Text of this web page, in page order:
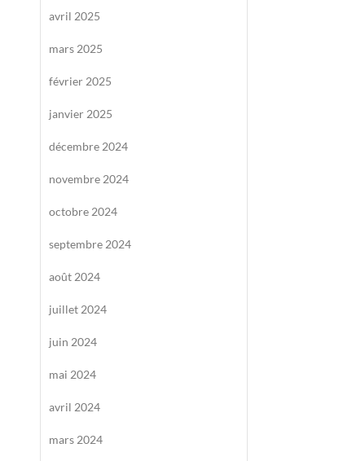
avril 2025
mars 2025
février 2025
janvier 2025
décembre 2024
novembre 2024
octobre 2024
septembre 2024
août 2024
juillet 2024
juin 2024
mai 2024
avril 2024
mars 2024